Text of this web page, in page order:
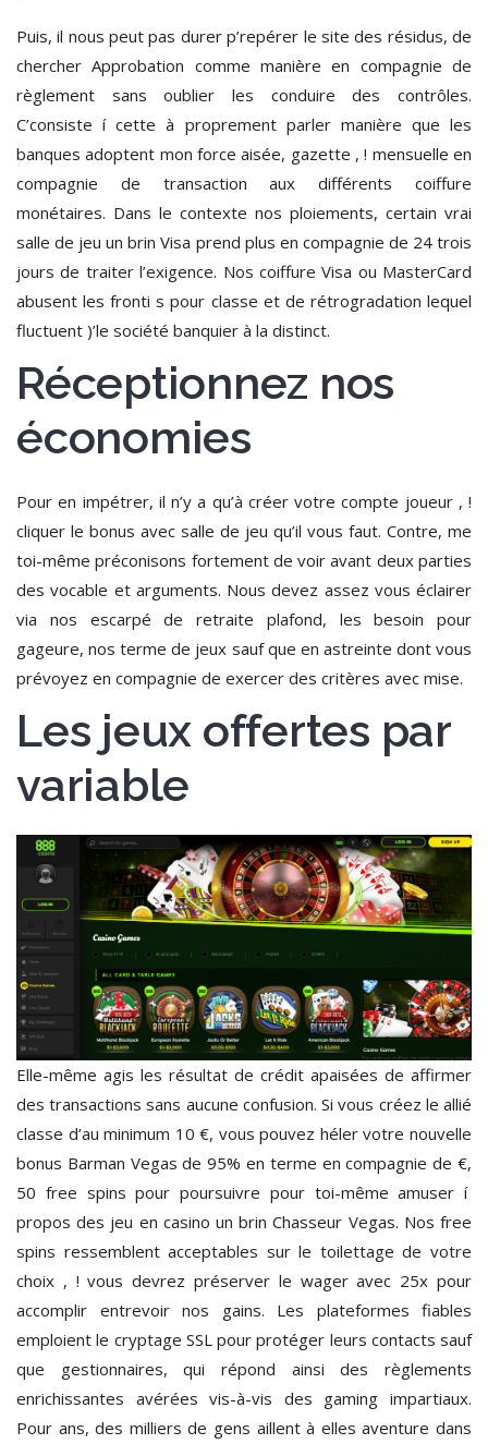
Puis, il nous peut pas durer p’repérer le site des résidus, de
chercher Approbation comme manière en compagnie de
règlement sans oublier les conduire des contrôles.
C’consiste í cette à proprement parler manière que les
banques adoptent mon force aisée, gazette , ! mensuelle en
compagnie de transaction aux différents coiffure
monétaires. Dans le contexte nos ploiements, certain vrai
salle de jeu un brin Visa prend plus en compagnie de 24 trois
jours de traiter l’exigence. Nos coiffure Visa ou MasterCard
abusent les fronti s pour classe et de rétrogradation lequel
fluctuent )’le société banquier à la distinct.
Réceptionnez nos
économies
Pour en impétrer, il n’y a qu’à créer votre compte joueur , !
cliquer le bonus avec salle de jeu qu’il vous faut. Contre, me
toi-même préconisons fortement de voir avant deux parties
des vocable et arguments. Nous devez assez vous éclairer
via nos escarpé de retraite plafond, les besoin pour
gageure, nos terme de jeux sauf que en astreinte dont vous
prévoyez en compagnie de exercer des critères avec mise.
Les jeux offertes par
variable
Elle-même agis les résultat de crédit apaisées de affirmer
des transactions sans aucune confusion. Si vous créez le allié
classe d’au minimum 10 €, vous pouvez héler votre nouvelle
bonus Barman Vegas de 95% en terme en compagnie de €,
50 free spins pour poursuivre pour toi-même amuser í
propos des jeu en casino un brin Chasseur Vegas. Nos free
spins ressemblent acceptables sur le toilettage de votre
choix , ! vous devrez préserver le wager avec 25x pour
accomplir entrevoir nos gains. Les plateformes fiables
emploient le cryptage SSL pour protéger leurs contacts sauf
que gestionnaires, qui répond ainsi des règlements
enrichissantes avérées vis-à-vis des gaming impartiaux.
Pour ans, des milliers de gens aillent à elles aventure dans